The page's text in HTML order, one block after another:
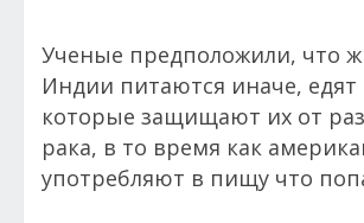
Ученые предположили, что
Индии питаются иначе,
которые защищают их от
рака, в то время как
употребляют в пищу что